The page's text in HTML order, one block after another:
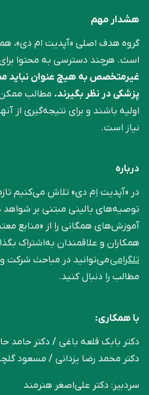
هشدار مهم
گروه هدف اصلی «آپدیت ام دی»،
است. هرچند دسترسی به محتوا
غیرمتخصص به هیچ عنوان نباید
پزشکی در نظر بگیرند. مطالب
اولیه باشند و برای نتیجه‌گیری از
نیاز است.
درباره
در «آپدیت اِم دی» تلاش می‌کنیم
توصیه‌های بالینی مبتنی بر
آموزش‌های همگانی را از «منابع
همکاران و علاقمندان به‌اشتراک
تلگرامیمی‌توانید در مباحث شرکت
مطالب را دنبال کنید.
با همکاری:
دکتر بابک قلعه‌ باغی / دکتر حامد
دکتر محمد رضا یزدانی / مسعود
سردبیر: دکتر علی‌اصغر هنرمند